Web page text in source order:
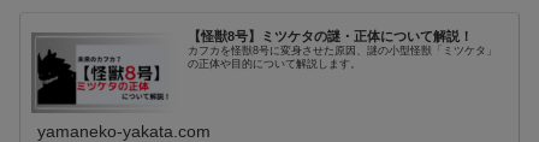
【怪獣8号】ミツケタの謎・正体について解説！
カフカを怪獣8号に変身させた原因、謎の小型怪獣「ミツケタ」
の正体や目的について解説します。
yamaneko-yakata.com